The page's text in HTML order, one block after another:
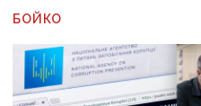
БОЙКО